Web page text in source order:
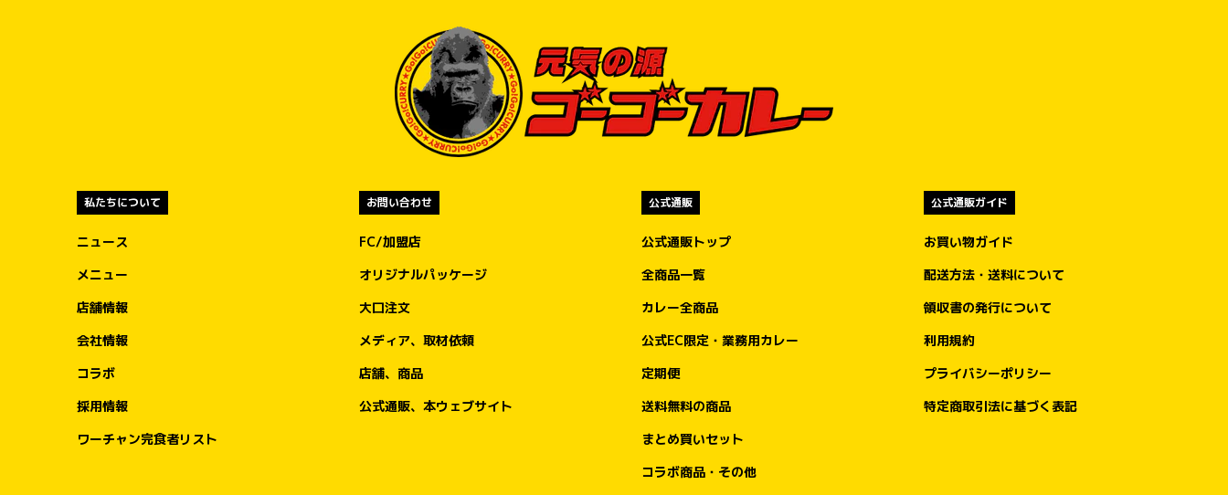
私たちについて
ニュース
メニュー
店舗情報
会社情報
コラボ
採用情報
ワーチャン完食者リスト
お問い合わせ
FC/加盟店
オリジナルパッケージ
大口注文
メディア、取材依頼
店舗、商品
公式通販、本ウェブサイト
公式通販
公式通販トップ
全商品一覧
カレー全商品
公式EC限定・業務用カレー
定期便
送料無料の商品
まとめ買いセット
コラボ商品・その他
公式通販ガイド
お買い物ガイド
配送方法・送料について
領収書の発行について
利用規約
プライバシーポリシー
特定商取引法に基づく表記